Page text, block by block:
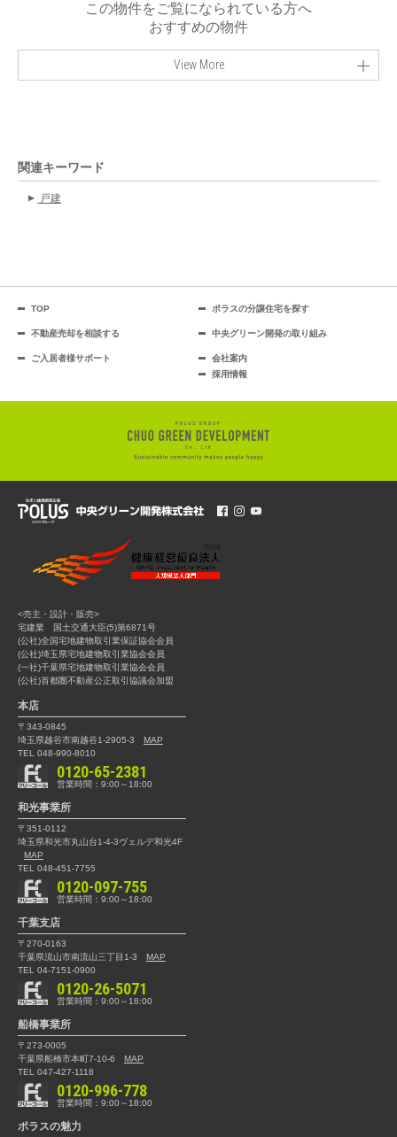
この物件をご覧になられている方へ
おすすめの物件
View More
関連キーワード
戸建
TOP ポラスの分譲住宅を探す
不動産売却を相談する 中央グリーン開発の取り組み
ご入居者様サポート
会社案内
採用情報
<売主・設計・販売>
宅建業 国土交通大臣(5)第6871号
(公社)全国宅地建物取引業保証協会会員
(公社)埼玉県宅地建物取引業協会会員
(一社)千葉県宅地建物取引業協会会員
(公社)首都圏不動産公正取引協議会加盟
本店
〒343-0845
埼玉県越谷市南越谷1-2905-3
MAP
TEL 048-990-8010
0120-65-2381
営業時間：9:00～18:00
和光事業所
〒351-0112
埼玉県和光市丸山台1-4-3ヴェルデ和光4F
MAP
TEL 048-451-7755
0120-097-755
営業時間：9:00～18:00
千葉支店
〒270-0163
千葉県流山市南流山三丁目1-3
MAP
TEL 04-7151-0900
0120-26-5071
営業時間：9:00～18:00
船橋事業所
〒273-0005
千葉県船橋市本町7-10-6
MAP
TEL 047-427-1118
0120-996-778
営業時間：9:00～18:00
ポラスの魅力